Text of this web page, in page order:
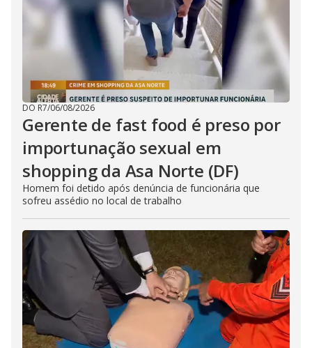
DO R7/06/08/2026
Gerente de fast food é preso por
importunação sexual em
shopping da Asa Norte (DF)
Homem foi detido após denúncia de funcionária que
sofreu assédio no local de trabalho